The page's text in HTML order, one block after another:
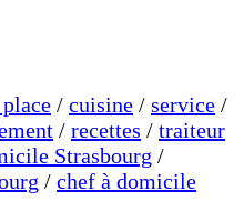
/ cuisine / service /
/ recettes / traiteur
Strasbourg /
/ chef à domicile